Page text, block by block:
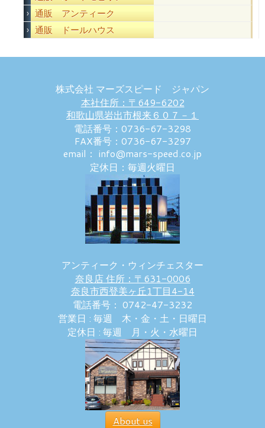
通販 アンティーク
通販 ドールハウス
株式会社 マーズスピード ジャパン
本社住所：〒649-6202
和歌山県岩出市根来６０７－１
電話番号：0736-67-3298
FAX番号：0736-67-3297
email： info@mars-speed.co.jp
定休日：毎週火曜日
アンティーク・ウィンチェスター
奈良店 住所：〒631-0006
奈良市西登美ヶ丘1丁目4-14
電話番号： 0742-47-3232
営業日 : 毎週 木・金・土・日曜日
定休日 : 毎週 月・火・水曜日
About us